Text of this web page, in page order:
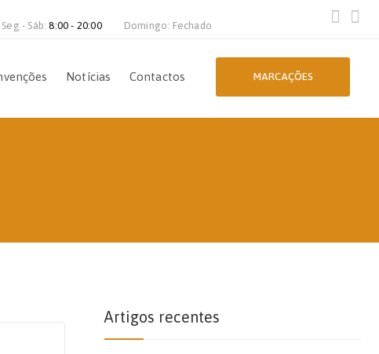
Seg - Sáb:8:00 - 20:00 Domingo: Fechado
Notícias Contactos MARCAÇÕES
Artigos recentes